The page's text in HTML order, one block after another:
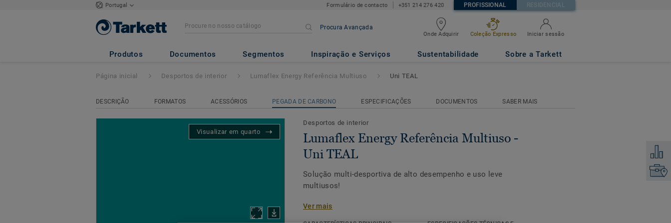
Portugal Formulário de contacto +351 214 276 420 PROFISSIONAL RESIDENCIAL
Procura Avançada
Onde Adquirir Coleção Expresso Iniciar sessão
Produtos Documentos Segmentos Inspiração e Serviços Sustentabilidade Sobre a Tarkett
Lumaflex Energy Referência Multiuso - Uni TEAL
Página inicial Desportos de interior Lumaflex Energy Referência Multiuso Uni TEAL
DESCRIÇÃO FORMATOS ACESSÓRIOS PEGADA DE CARBONO ESPECIFICAÇÕES DOCUMENTOS SABER MAIS
Visualizar em quarto
Desportos de interior
Lumaflex Energy Referência Multiuso -
Uni TEAL
Solução multi-desportiva de alto desempenho e uso leve
multiusos!
A nossa subestrutura Lumaflex Extreme é combinada com o
revestimento Omnisports Reference Multi-use para alcançar
Ver mais